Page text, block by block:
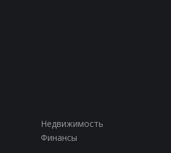
Недвижимость
Финансы